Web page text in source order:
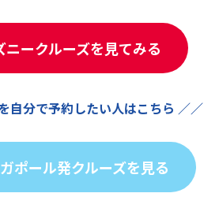
ークルーズを見てみる
自分で予約したい人はこちら ／／
ポール発クルーズを見る